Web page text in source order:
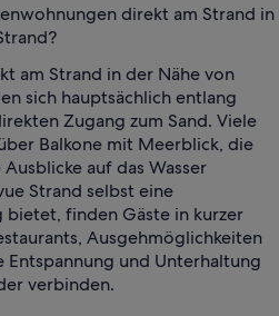
direkt am Strand in
am Strand in der Nähe von
sich hauptsächlich entlang
Zugang zum Sand. Viele
Balkone mit Meerblick, die
auf das Wasser
Strand selbst eine
finden Gäste in kurzer
Ausgehmöglichkeiten
Entspannung und Unterhaltung
verbinden.